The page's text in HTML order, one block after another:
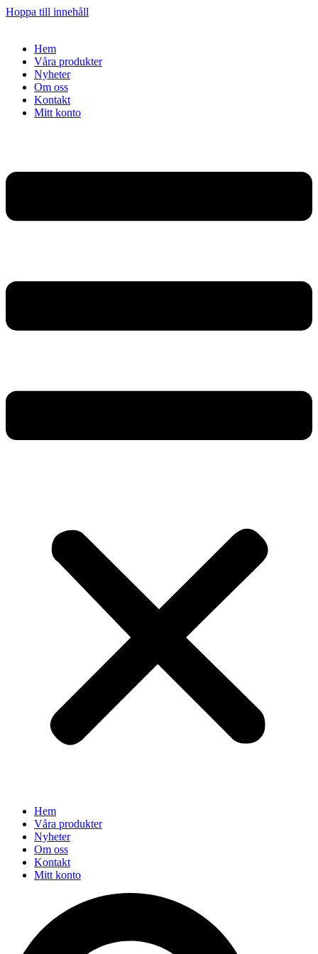
Hoppa till innehåll
Hem
Våra produkter
Nyheter
Om oss
Kontakt
Mitt konto
Hem
Våra produkter
Nyheter
Om oss
Kontakt
Mitt konto